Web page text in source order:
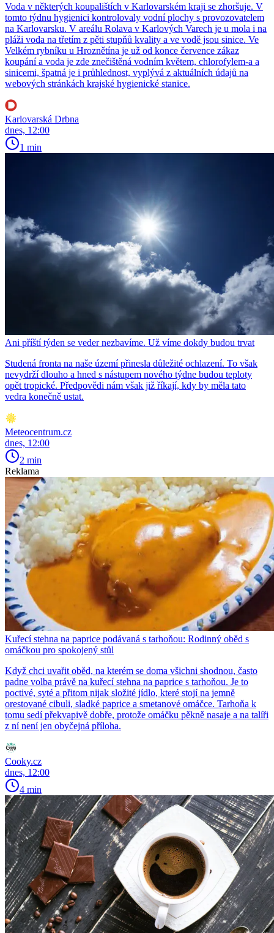
Voda v některých koupalištích v Karlovarském kraji se zhoršuje. V
tomto týdnu hygienici kontrolovaly vodní plochy s provozovatelem
na Karlovarsku. V areálu Rolava v Karlových Varech je u mola i na
pláži voda na třetím z pěti stupňů kvality a ve vodě jsou sinice. Ve
Velkém rybníku u Hroznětína je už od konce července zákaz
koupání a voda je zde znečištěná vodním květem, chlorofylem-a a
sinicemi, špatná je i průhlednost, vyplývá z aktuálních údajů na
webových stránkách krajské hygienické stanice.
Karlovarská Drbna
dnes, 12:00
1 min
Ani příští týden se veder nezbavíme. Už víme dokdy budou trvat
Studená fronta na naše území přinesla důležité ochlazení. To však
nevydrží dlouho a hned s nástupem nového týdne budou teploty
opět tropické. Předpovědi nám však již říkají, kdy by měla tato
vedra konečně ustat.
Meteocentrum.cz
dnes, 12:00
2 min
Reklama
Kuřecí stehna na paprice podávaná s tarhoňou: Rodinný oběd s
omáčkou pro spokojený stůl
Když chci uvařit oběd, na kterém se doma všichni shodnou, často
padne volba právě na kuřecí stehna na paprice s tarhoňou. Je to
poctivé, syté a přitom nijak složité jídlo, které stojí na jemně
orestované cibuli, sladké paprice a smetanové omáčce. Tarhoňa k
tomu sedí překvapivě dobře, protože omáčku pěkně nasaje a na talíři
z ní není jen obyčejná příloha.
Cooky.cz
dnes, 12:00
4 min